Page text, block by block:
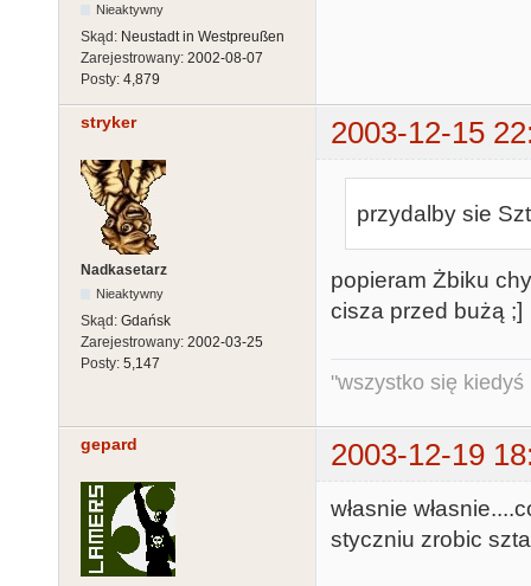
Nieaktywny
Skąd: Neustadt in Westpreußen
Zarejestrowany: 2002-08-07
Posty: 4,879
stryker 2003-12-15
Nadkasetarz
Nieaktywny
Skąd: Gdańsk
Zarejestrowany: 2002-03-25
Posty: 5,147
przydalby sie
popieram Żbiku
cisza przed bużą ;]
"wszystko się kiedyś
gepard 2003-12-19
własnie
styczniu zrobic